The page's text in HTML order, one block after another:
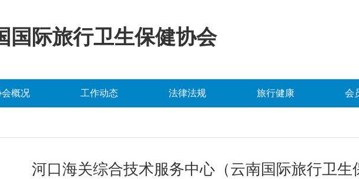
国际旅行卫生保健协会
会概况 工作动态 法律法规 旅行健康 会
河口海关综合技术服务中心（云南国际旅行卫